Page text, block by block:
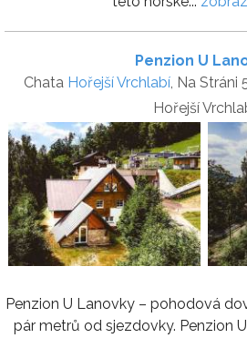
Penzion U
Chata Hořejší Vrchlabí, Na Stráni
Hořejší
Penzion U Lanovky – pohodová
pár metrů od sjezdovky. Penzion